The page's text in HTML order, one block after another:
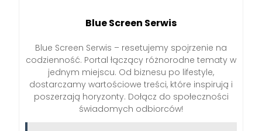
Blue Screen Serwis
Blue Screen Serwis – resetujemy spojrzenie na
codzienność. Portal łączący różnorodne tematy w
jednym miejscu. Od biznesu po lifestyle,
dostarczamy wartościowe treści, które inspirują i
poszerzają horyzonty. Dołącz do społeczności
świadomych odbiorców!